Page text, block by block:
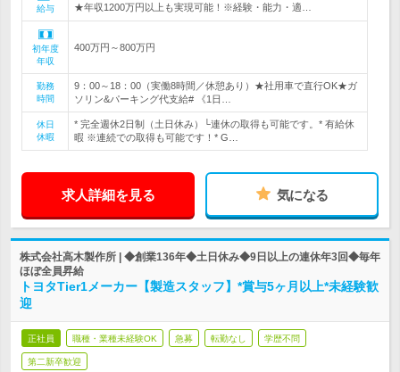
給与
★年収1200万円以上も実現可能！※経験・能力・適…
初年度
年収
400万円～800万円
勤務
時間
9：00～18：00（実働8時間／休憩あり）★社用車で直行OK★ガ
ソリン&パーキング代支給# 《1日…
休日
休暇
* 完全週休2日制（土日休み）└連休の取得も可能です。* 有給休
暇 ※連続での取得も可能です！* G…
求人詳細を見る 気になる
株式会社高木製作所 | ◆創業136年◆土日休み◆9日以上の連休年3回◆毎年
ほぼ全員昇給
トヨタTier1メーカー【製造スタッフ】*賞与5ヶ月以上*未経験歓
迎
正社員 職種・業種未経験OK 急募 転勤なし 学歴不問
第二新卒歓迎